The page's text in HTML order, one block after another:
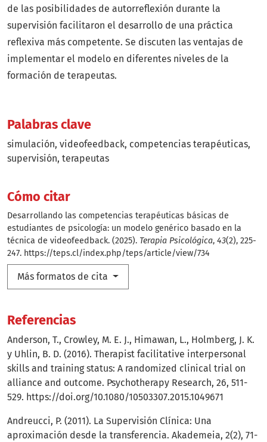
Palabras clave
simulación videofeedback competencias terapéuticas
supervisión terapeutas
Cómo citar
Desarrollando las competencias terapéuticas básicas de
estudiantes de psicología: un modelo genérico basado en la
técnica de videofeedback. (2025). Terapia Psicológica, 43(2), 225-
247. https://teps.cl/index.php/teps/article/view/734
Más formatos de cita
de las posibilidades de autorreflexión durante la
supervisión facilitaron el desarrollo de una práctica
reflexiva más competente. Se discuten las ventajas de
implementar el modelo en diferentes niveles de la
formación de terapeutas.
Referencias
Anderson, T., Crowley, M. E. J., Himawan, L., Holmberg, J. K.
y Uhlin, B. D. (2016). Therapist facilitative interpersonal
skills and training status: A randomized clinical trial on
alliance and outcome. Psychotherapy Research, 26, 511-
529. https://doi.org/10.1080/10503307.2015.1049671
Andreucci, P. (2011). La Supervisión Clínica: Una
aproximación desde la transferencia. Akademeia, 2(2), 71-